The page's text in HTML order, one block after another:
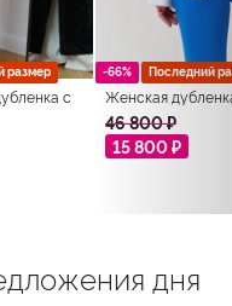
размер
с
-66% Последний
Женская
46 800 ₽
15 800 ₽
дня